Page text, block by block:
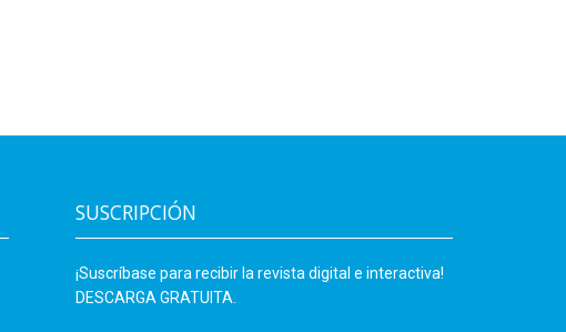
SUSCRIPCIÓN
¡Suscríbase para recibir la revista digital e interactiva!
DESCARGA GRATUITA.